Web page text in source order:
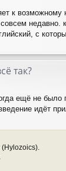
к возможному
недавно.
с
так?
ещё не было
идёт